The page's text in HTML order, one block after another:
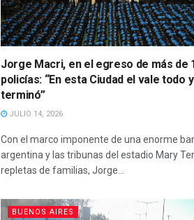
Jorge Macri, en el egreso de más de
policías: “En esta Ciudad el vale todo
terminó”
JULIO 14, 2026
Con el marco imponente de una enorme
argentina y las tribunas del estadio Mary
repletas de familias, Jorge...
BUENOS AIRES